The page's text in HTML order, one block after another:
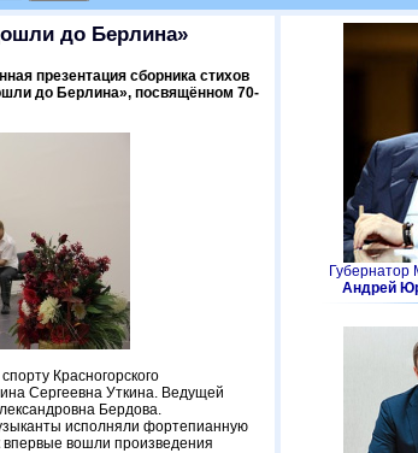
до Берлина»
презентация сборника стихов
до Берлина», посвящённом 70-
Красногорского
Сергеевна Уткина. Ведущей
Бердова.
исполняли фортепианную
впервые вошли произведения
Губернатор
Андрей